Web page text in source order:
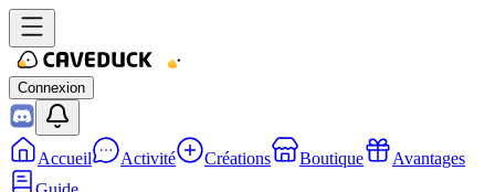
Connexion
Accueil Activité Créations Boutique
Avantages